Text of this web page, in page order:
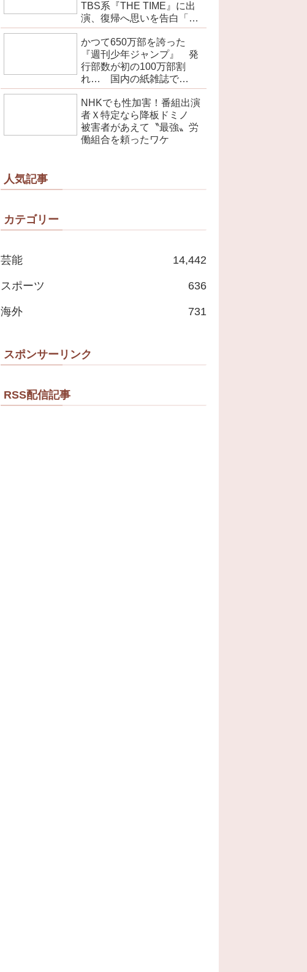
TBS系『THE TIME』に出
演、復帰へ思いを告白「自
分の弱い部分だったり…」
かつて650万部を誇った
『週刊少年ジャンプ』 発
行部数が初の100万部割
れ… 国内の紙雑誌で
「100万部超」ゼロに
NHKでも性加害！番組出演
者Ｘ特定なら降板ドミノ
被害者があえて〝最強〟労
働組合を頼ったワケ
人気記事
カテゴリー
芸能 14,442
スポーツ 636
海外 731
スポンサーリンク
RSS配信記事